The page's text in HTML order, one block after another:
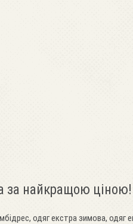
за найкращою ціною!
одяг екстра зимова, одяг